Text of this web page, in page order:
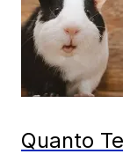
Quanto